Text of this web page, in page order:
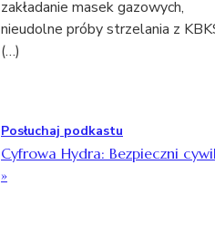
zakładanie masek gazowych,
nieudolne próby strzelania z
(…)
Posłuchaj podkastu
Cyfrowa Hydra: Bezpieczni
»